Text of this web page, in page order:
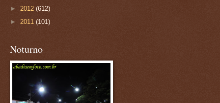
► 2012 (612)
► 2011 (101)
Noturno